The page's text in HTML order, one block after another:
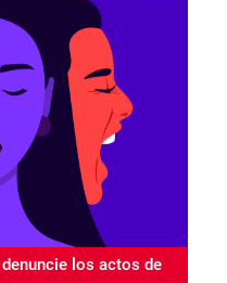
los actos de